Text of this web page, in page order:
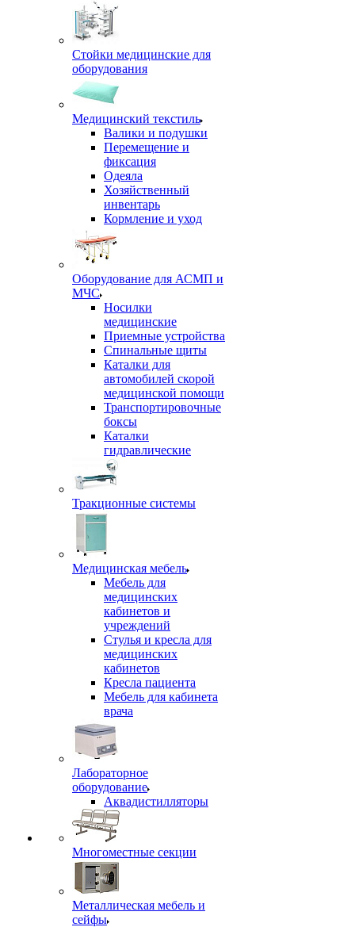
Стойки медицинские для
оборудования
Медицинский текстиль
Валики и подушки
Перемещение и
фиксация
Одеяла
Хозяйственный
инвентарь
Кормление и уход
Оборудование для АСМП и
МЧС
Носилки
медицинские
Приемные устройства
Спинальные щиты
Каталки для
автомобилей скорой
медицинской помощи
Транспортировочные
боксы
Каталки
гидравлические
Тракционные системы
Медицинская мебель
Мебель для
медицинских
кабинетов и
учреждений
Стулья и кресла для
медицинских
кабинетов
Кресла пациента
Мебель для кабинета
врача
Лабораторное
оборудование
Аквадистилляторы
Многоместные секции
Металлическая мебель и
сейфы